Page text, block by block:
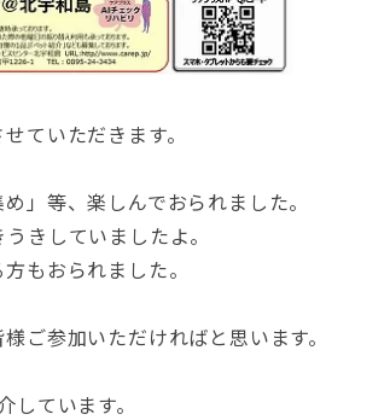
ていただきます。
」等、楽しんでおられました。
きしていましたよ。
もおられました。
ご参加いただければと思います。
ています。